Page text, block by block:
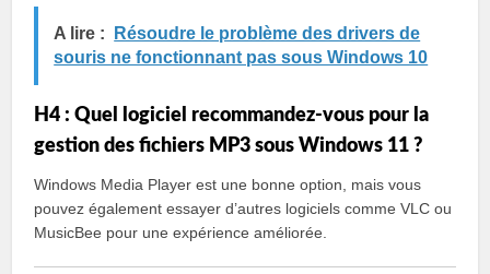
A lire :
Résoudre le problème des drivers de
souris ne fonctionnant pas sous Windows 10
H4 : Quel logiciel recommandez-vous pour la
gestion des fichiers MP3 sous Windows 11 ?
Windows Media Player est une bonne option, mais vous
pouvez également essayer d’autres logiciels comme VLC ou
MusicBee pour une expérience améliorée.